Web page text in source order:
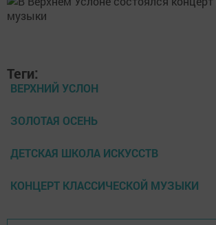
Теги:
ВЕРХНИЙ УСЛОН
ЗОЛОТАЯ ОСЕНЬ
ДЕТСКАЯ ШКОЛА ИСКУССТВ
КОНЦЕРТ КЛАССИЧЕСКОЙ МУЗЫКИ